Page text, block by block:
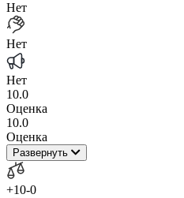
Нет
Нет
Нет
10.0
Оценка
10.0
Оценка
Развернуть
+10-0